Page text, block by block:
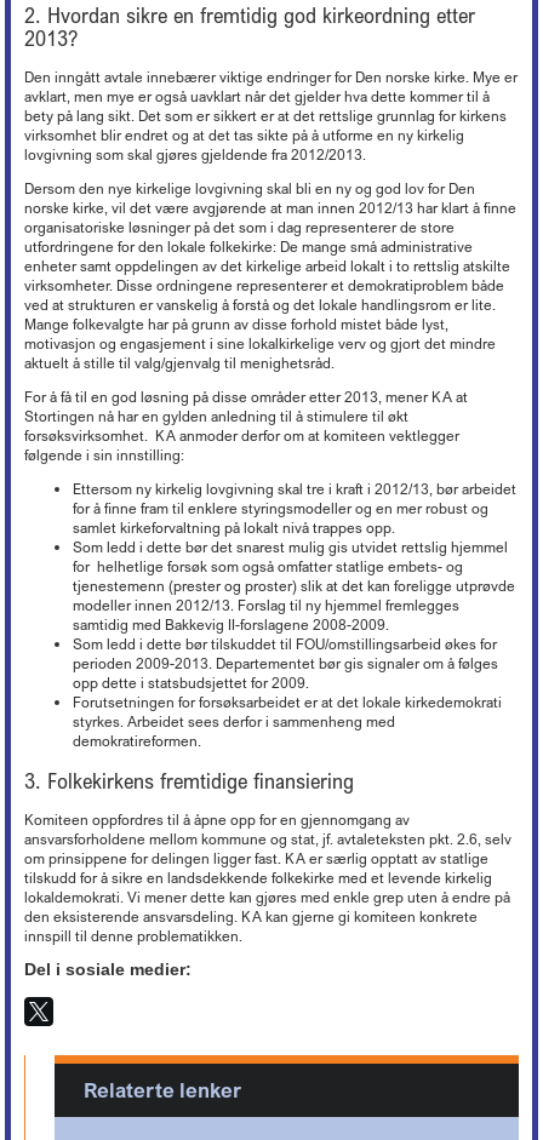
2. Hvordan sikre en fremtidig god kirkeordning etter
2013?
Den inngått avtale innebærer viktige endringer for Den norske kirke. Mye er
avklart, men mye er også uavklart når det gjelder hva dette kommer til å
bety på lang sikt. Det som er sikkert er at det rettslige grunnlag for kirkens
virksomhet blir endret og at det tas sikte på å utforme en ny kirkelig
lovgivning som skal gjøres gjeldende fra 2012/2013.
Dersom den nye kirkelige lovgivning skal bli en ny og god lov for Den
norske kirke, vil det være avgjørende at man innen 2012/13 har klart å finne
organisatoriske løsninger på det som i dag representerer de store
utfordringene for den lokale folkekirke: De mange små administrative
enheter samt oppdelingen av det kirkelige arbeid lokalt i to rettslig atskilte
virksomheter. Disse ordningene representerer et demokratiproblem både
ved at strukturen er vanskelig å forstå og det lokale handlingsrom er lite.
Mange folkevalgte har på grunn av disse forhold mistet både lyst,
motivasjon og engasjement i sine lokalkirkelige verv og gjort det mindre
aktuelt å stille til valg/gjenvalg til menighetsråd.
For å få til en god løsning på disse områder etter 2013, mener KA at
Stortingen nå har en gylden anledning til å stimulere til økt
forsøksvirksomhet. KA anmoder derfor om at komiteen vektlegger
følgende i sin innstilling:
Ettersom ny kirkelig lovgivning skal tre i kraft i 2012/13, bør arbeidet
for å finne fram til enklere styringsmodeller og en mer robust og
samlet kirkeforvaltning på lokalt nivå trappes opp.
Som ledd i dette bør det snarest mulig gis utvidet rettslig hjemmel
for helhetlige forsøk som også omfatter statlige embets- og
tjenestemenn (prester og proster) slik at det kan foreligge utprøvde
modeller innen 2012/13. Forslag til ny hjemmel fremlegges
samtidig med Bakkevig II-forslagene 2008-2009.
Som ledd i dette bør tilskuddet til FOU/omstillingsarbeid økes for
perioden 2009-2013. Departementet bør gis signaler om å følges
opp dette i statsbudsjettet for 2009.
Forutsetningen for forsøksarbeidet er at det lokale kirkedemokrati
styrkes. Arbeidet sees derfor i sammenheng med
demokratireformen.
3. Folkekirkens fremtidige finansiering
Komiteen oppfordres til å åpne opp for en gjennomgang av
ansvarsforholdene mellom kommune og stat, jf. avtaleteksten pkt. 2.6, selv
om prinsippene for delingen ligger fast. KA er særlig opptatt av statlige
tilskudd for å sikre en landsdekkende folkekirke med et levende kirkelig
lokaldemokrati. Vi mener dette kan gjøres med enkle grep uten å endre på
den eksisterende ansvarsdeling. KA kan gjerne gi komiteen konkrete
innspill til denne problematikken.
Del i sosiale medier:
Relaterte lenker